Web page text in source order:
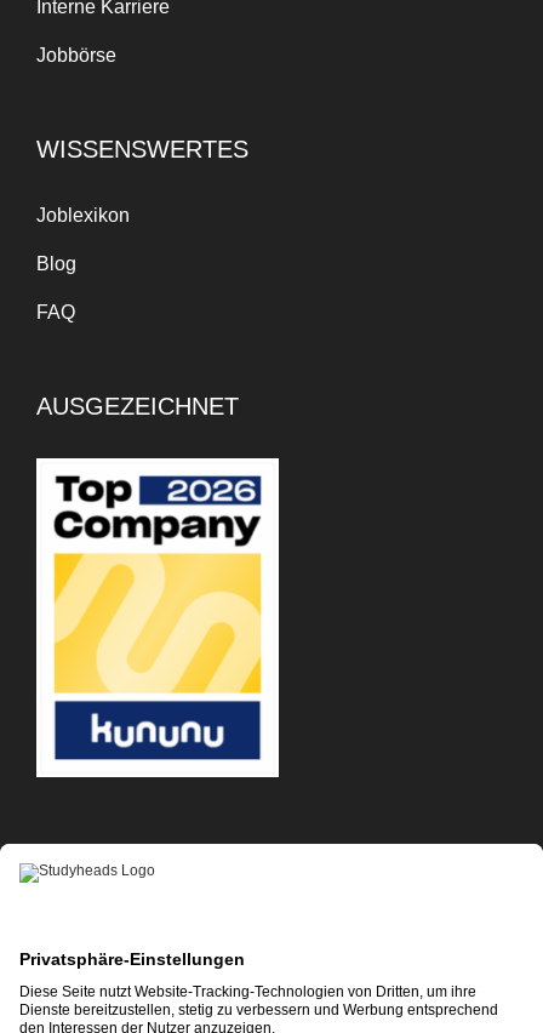
Interne Karriere
Jobbörse
WISSENSWERTES
Joblexikon
Blog
FAQ
AUSGEZEICHNET